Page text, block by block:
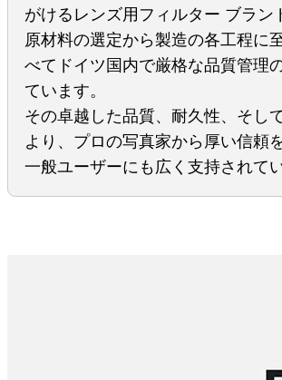
がけるレンズ用フィルター ブラン
原材料の選定から製造の各工程に
べてドイツ国内で厳格な品質管理
ています。
その卓越した品質、耐久性、そし
より、プロの写真家から厚い信頼
一般ユーザーにも広く支持されてい